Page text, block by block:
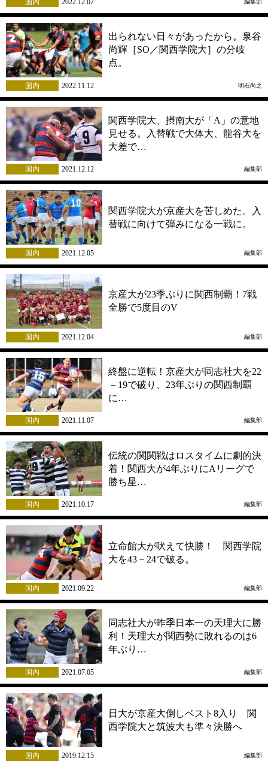
国内 2022.12.07 編集部
出られない日々があったから。泉谷
尚輝［SO／関西学院大］の分岐
点。
国内 2022.11.12 明石尚之
関西学院大、摂南大が「A」の意地
見せる。入替戦で大体大、龍谷大を
大差で…
国内 2021.12.12 編集部
関西学院大が京産大を苦しめた。入
替戦に向けて弾みになる一戦に。
国内 2021.12.05 編集部
京産大が23季ぶりに関西制覇！7戦
全勝で5度目のV
国内 2021.12.04 編集部
終盤に逆転！京産大が同志社大を22
－19で破り、23年ぶりの関西制覇
に…
国内 2021.11.07 編集部
伝統の関関戦はロスタイムに劇的決
着！関西大が4年ぶりにAリーグで
勝ち星…
国内 2021.10.17 編集部
立命館大が吠えて快勝！ 関西学院
大を43－24で破る。
国内 2021.09.22 編集部
同志社大が昨季日本一の天理大に勝
利！天理大が関西勢に敗れるのは6
年ぶり…
国内 2021.07.05 編集部
日大が京産大倒しベスト8入り 関
西学院大と筑波大も準々決勝へ
国内 2019.12.15 編集部